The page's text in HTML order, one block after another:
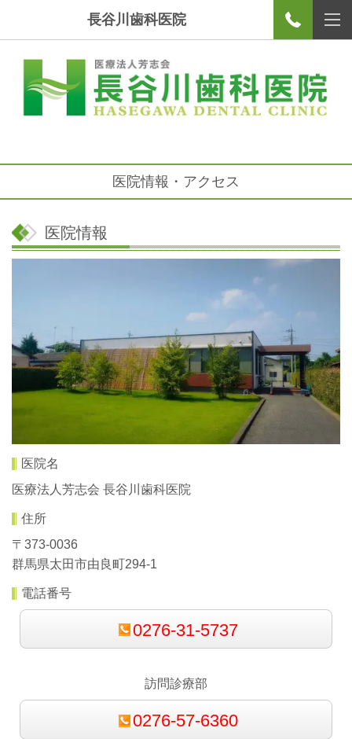
長谷川歯科医院
医院情報・アクセス
医院情報
医院名
医療法人芳志会 長谷川歯科医院
住所
〒373-0036
群馬県太田市由良町294-1
電話番号
0276-31-5737
訪問診療部
0276-57-6360